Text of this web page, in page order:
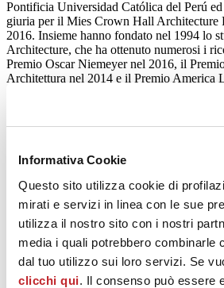
Informativa Cookie
Questo sito utilizza cookie di
mirati e servizi in linea con le sue
utilizza il nostro sito con i nostri
media i quali potrebbero combinarle
dal tuo utilizzo sui loro servizi. Se
clicchi qui. Il consenso può essere
Pontificia Universidad Católica del Perú
giuria per il Mies Crown Hall Architecture
2016. Insieme hanno fondato nel 1994 lo
Architecture, che ha ottenuto numerosi i
Premio Oscar Niemeyer nel 2016, il
Architettura nel 2014 e il Premio America
sue opere in più edizioni della Mostra
Italiano 2015”; il Premio
del nuovo millennio. Premio
Botticino; nel 2012 viene invitato a
“Mies Van der Rohe Award”, Barcellona
d’Oro all’Architettura Italiana 2012”
Vai al programma completo degli
eventi